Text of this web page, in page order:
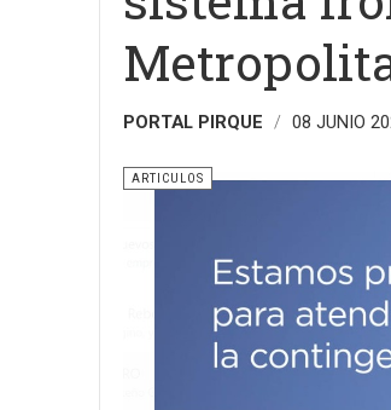
PORTAL PIRQUE 08 JUNIO
ARTICULOS